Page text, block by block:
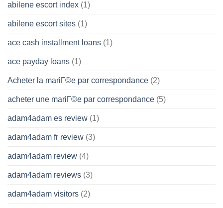
abilene escort index (1)
abilene escort sites (1)
ace cash installment loans (1)
ace payday loans (1)
Acheter la mariГ©e par correspondance (2)
acheter une mariГ©e par correspondance (5)
adam4adam es review (1)
adam4adam fr review (3)
adam4adam review (4)
adam4adam reviews (3)
adam4adam visitors (2)